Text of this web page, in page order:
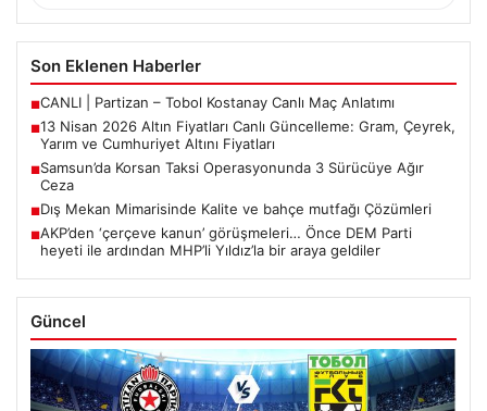
Son Eklenen Haberler
■CANLI | Partizan – Tobol Kostanay Canlı Maç Anlatımı
■13 Nisan 2026 Altın Fiyatları Canlı Güncelleme: Gram, Çeyrek,
Yarım ve Cumhuriyet Altını Fiyatları
■Samsun’da Korsan Taksi Operasyonunda 3 Sürücüye Ağır
Ceza
■Dış Mekan Mimarisinde Kalite ve bahçe mutfağı Çözümleri
■AKP’den ‘çerçeve kanun’ görüşmeleri… Önce DEM Parti
heyeti ile ardından MHP’li Yıldız’la bir araya geldiler
Güncel